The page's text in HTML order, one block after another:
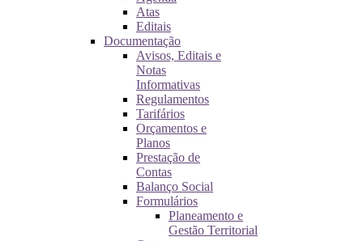
Atas
Editais
Documentação
Avisos, Editais e
Notas
Informativas
Regulamentos
Tarifários
Orçamentos e
Planos
Prestação de
Contas
Balanço Social
Formulários
Planeamento e
Gestão Territorial